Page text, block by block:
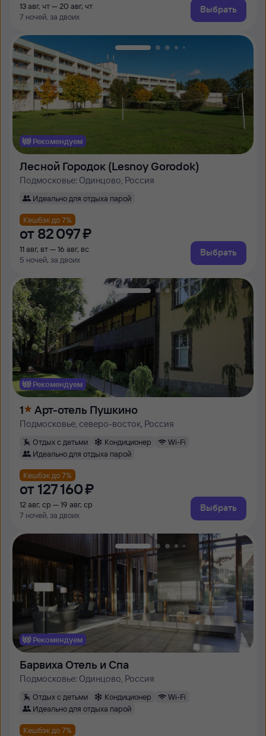
13 авг, чт — 20 авг, чт
7 ночей, за двоих
Выбрать
Рекомендуем
Лесной Городок (Lesnoy Gorodok)
Подмосковье: Одинцово, Россия
Идеально для отдыха парой
Кешбэк до 7%
от 82 ⁠097 ⁠₽
11 авг, вт — 16 авг, вс
5 ночей, за двоих
Выбрать
Рекомендуем
1 Арт-отель Пушкино
Подмосковье, северо-восток, Россия
Отдых с детьми Кондиционер
Wi-Fi
Идеально для отдыха парой
Кешбэк до 7%
от 127 ⁠160 ⁠₽
12 авг, ср — 19 авг, ср
7 ночей, за двоих
Выбрать
Рекомендуем
Барвиха Отель и Спа
Подмосковье: Одинцово, Россия
Отдых с детьми Кондиционер
Wi-Fi
Идеально для отдыха парой
Кешбэк до 7%